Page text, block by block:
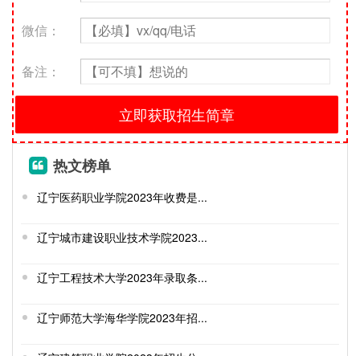
微信：
备注：
热文榜单
辽宁医药职业学院2023年收费是...
辽宁城市建设职业技术学院2023...
辽宁工程技术大学2023年录取条...
辽宁师范大学海华学院2023年招...